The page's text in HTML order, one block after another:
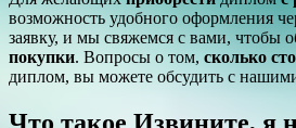
возможность удобного оформления
заявку, и мы свяжемся с вами, чтобы
покупки. Вопросы о том, сколько
диплом, вы можете обсудить с
Что такое Извините, я